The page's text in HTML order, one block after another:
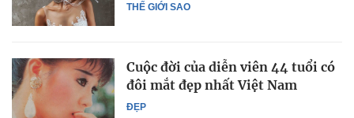
THẾ GIỚI SAO
ĐẸP
Cuộc đời của diễn viên 44 tuổi có
đôi mắt đẹp nhất Việt Nam